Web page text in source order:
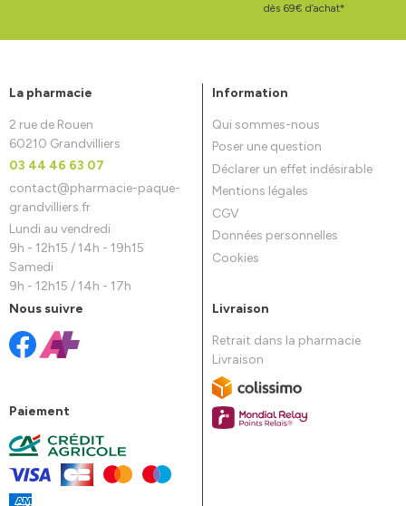
dès 69€ d’achat*
La pharmacie
2 rue de Rouen
60210 Grandvilliers
03 44 46 63 07
contact@pharmacie-paque-
grandvilliers.fr
Lundi au vendredi
9h - 12h15 / 14h - 19h15
Samedi
9h - 12h15 / 14h - 17h
Information
Qui sommes-nous
Poser une question
Déclarer un effet indésirable
Mentions légales
CGV
Données personnelles
Cookies
Nous suivre
Paiement
Livraison
Retrait dans la pharmacie
Livraison